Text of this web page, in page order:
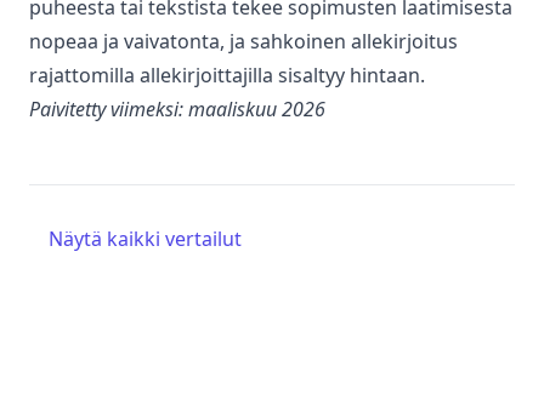
puheesta tai tekstista tekee sopimusten laatimisesta
nopeaa ja vaivatonta, ja sahkoinen allekirjoitus
rajattomilla allekirjoittajilla sisaltyy hintaan.
Paivitetty viimeksi: maaliskuu 2026
Näytä kaikki vertailut